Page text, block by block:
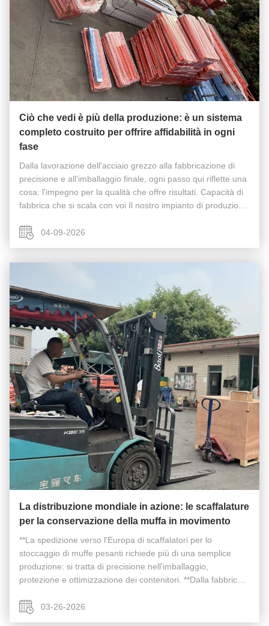
Ciò che vedi è più della produzione: è un sistema
completo costruito per offrire affidabilità in ogni
fase
Dalla lavorazione dell'acciaio grezzo alla fabbricazione di
precisione e all'imballaggio finale, ogni passo qui riflette una
cosa: l'impegno per la qualità che offre risultati. Capacità di
fabbrica che si scala con voi Il nostro impianto di produzione
04-09-2026
La distribuzione mondiale in azione: le scaffalature
per la conservazione della muffa in movimento
**La spedizione verso l'Europa di scaffalatori per lo
stoccaggio di muffe pesanti richiede più di una semplice
produzione: si tratta di precisione nell'imballaggio,
protezione e ottimizzazione dei contenitori. **Dalla fabbrica
l'efficienza - ...
03-26-2026